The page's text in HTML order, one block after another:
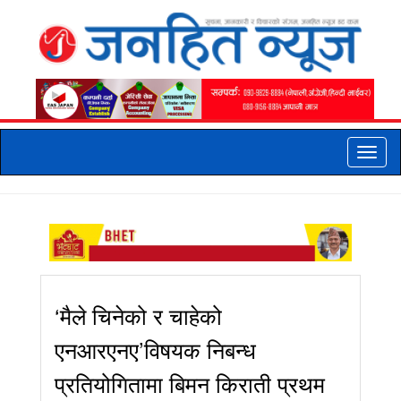
Toggle
‘मैले चिनेको र चाहेको
एनआरएनए’विषयक निबन्ध
प्रतियोगितामा बिमन किराती प्रथम